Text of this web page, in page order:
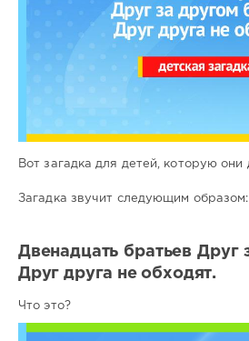
Вот загадка для детей, которую они
Загадка звучит следующим образом:
Двенадцать братьев Друг
Друг друга не обходят.
Что это?